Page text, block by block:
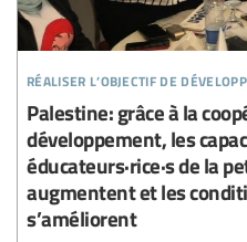
réaliser l’objectif de
Palestine: grâce à la
développement, les
éducateurs·rice·s de la
augmentent et les
s’améliorent